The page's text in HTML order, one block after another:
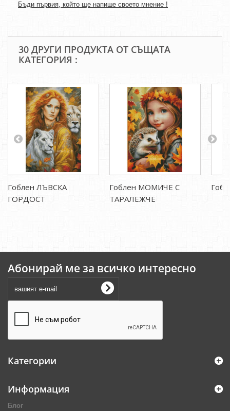
Бъди първия, който ще напише своето мнение !
30 ДРУГИ ПРОДУКТА ОТ СЪЩАТА
КАТЕГОРИЯ :
Гоблен ЛЪВСКА
ГОРДОСТ
Гоблен МОМИЧЕ С
ТАРАЛЕЖЧЕ
Абонирай ме за всичко интересно
Категории
Информация
Блог